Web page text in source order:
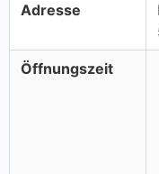
Adresse
Öffnungszeit